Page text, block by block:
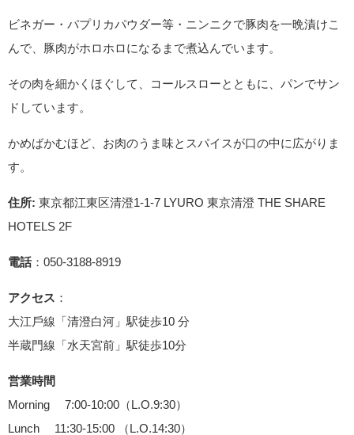
ビネガー・パプリカパウダー等・ニンニクで豚肉を一晩漬けこ
んで、豚肉がホロホロになるまで煮込んでいます。
その肉を細かくほぐして、コールスローとともに、パンでサン
ドしています。
かめばかむほど、お肉のうま味とスパイスが口の中に広がりま
す。
住所: 東京都江東区清澄1-1-7 LYURO 東京清澄 THE SHARE
HOTELS 2F
電話：050-3188-8919
アクセス ：
⼤江⼾線「清澄白河」駅徒歩10 分
半蔵門線「水天宮前」駅徒歩10分
営業時間
Morning 7:00-10:00（L.O.9:30）
Lunch 11:30-15:00 （L.O.14:30）